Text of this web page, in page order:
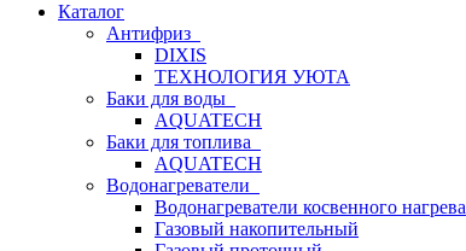
Каталог
Антифриз
DIXIS
ТЕХНОЛОГИЯ УЮТА
Баки для воды
AQUATECH
Баки для топлива
AQUATECH
Водонагреватели
Водонагреватели косвенного нагрева
Газовый накопительный